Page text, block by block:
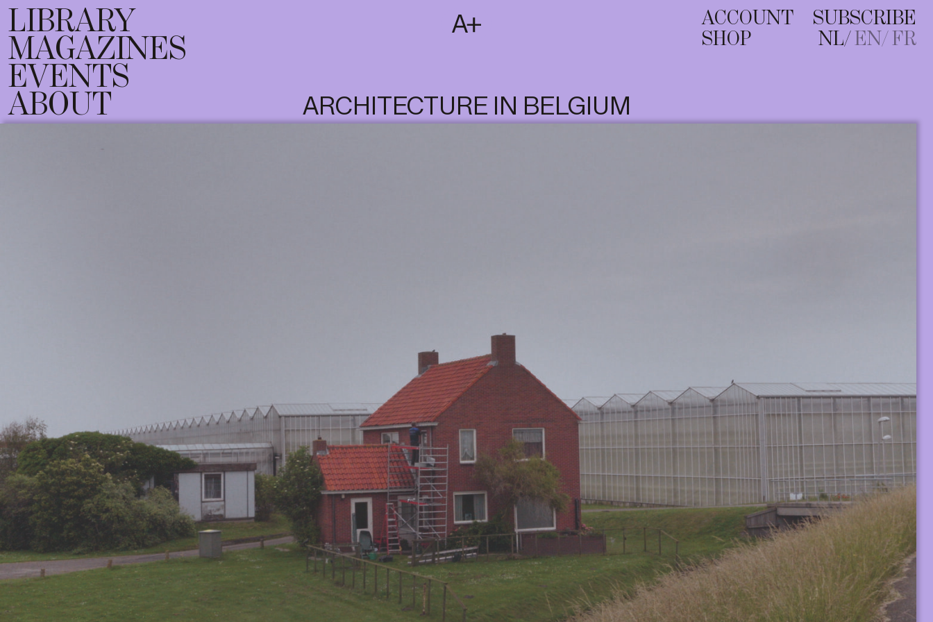
T
FR
LIBRARY
MAGAZINES
EVENTS
ABOUT
ACCOUNT
SHOP
SUBSCRIBE
NL EN FR
ARCHITECTURE IN BELGIUM